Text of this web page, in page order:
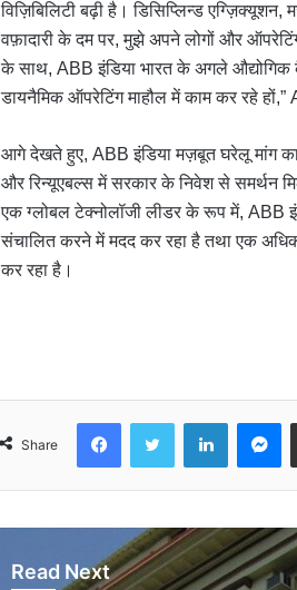
विज़िबिलिटी बढ़ी है। डिसिप्लिन्ड
वफ़ादारी के दम पर, मुझे अपने लोगों और
के साथ, ABB इंडिया भारत के अगले
डायनैमिक ऑपरेटिंग माहौल में काम कर रहे
आगे देखते हुए, ABB इंडिया मज़बूत घरेलू मांग का
और रिन्यूएबल्स में सरकार के निवेश से समर्थन
एक ग्लोबल टेक्नोलॉजी लीडर के रूप में, ABB
संचालित करने में मदद कर रहा है तथा एक
कर रहा है।
Share
FacebookTwitter LinkedIn
Read Next